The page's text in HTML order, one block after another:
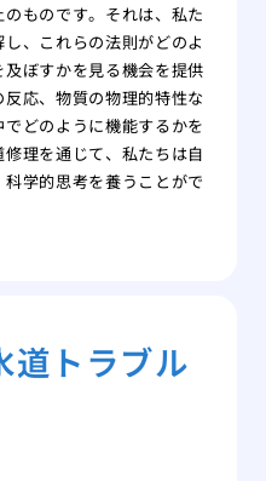
ものです。それは、私た
、これらの法則がどのよ
ぼすかを見る機会を提供
応、物質の物理的特性な
どのように機能するかを
理を通じて、私たちは自
学的思考を養うことがで
道トラブル